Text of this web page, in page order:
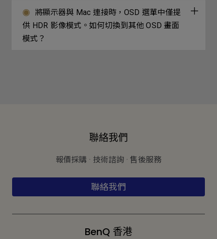
將顯示器與 Mac 連接時，OSD 選單中僅提
供 HDR 影像模式。如何切換到其他 OSD 畫面
模式？
聯絡我們
報價採購 · 技術諮詢 · 售後服務
聯絡我們
BenQ 香港